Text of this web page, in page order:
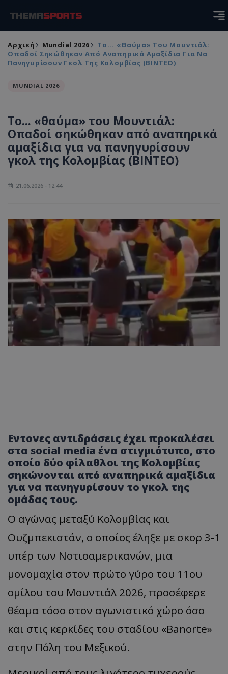
Αρχική Mundial 2026
Το... «θαύμα» Του Μουντιάλ:
Οπαδοί Σηκώθηκαν Από Αναπηρικά Αμαξίδια Για Να
Πανηγυρίσουν Γκολ Της Κολομβίας (ΒΙΝΤΕΟ)
MUNDIAL 2026
Το... «θαύμα» του Μουντιάλ:
Οπαδοί σηκώθηκαν από αναπηρικά
αμαξίδια για να πανηγυρίσουν
γκολ της Κολομβίας (ΒΙΝΤΕΟ)
21.06.2026 - 12:44
Eντονες αντιδράσεις έχει προκαλέσει
στα social media ένα στιγμιότυπο, στο
οποίο δύο φίλαθλοι της Κολομβίας
σηκώνονται από αναπηρικά αμαξίδια
για να πανηγυρίσουν το γκολ της
ομάδας τους.
Ο αγώνας μεταξύ Κολομβίας και
Ουζμπεκιστάν, ο οποίος έληξε με σκορ 3-1
υπέρ των Νοτιοαμερικανών, μια
μονομαχία στον πρώτο γύρο του 11ου
ομίλου του Μουντιάλ 2026, προσέφερε
θέαμα τόσο στον αγωνιστικό χώρο όσο
και στις κερκίδες του σταδίου «Banorte»
στην Πόλη του Μεξικού.